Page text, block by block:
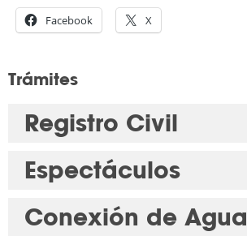
Facebook X
Trámites
Registro Civil
Espectáculos
Conexión de Agua